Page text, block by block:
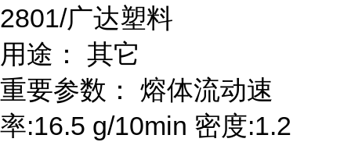
2801/广达塑料
用途： 其它
重要参数： 熔体流动速
率:16.5 g/10min 密度:1.2